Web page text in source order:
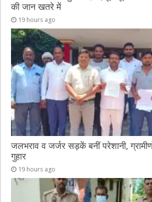
की जान खतरे में
19 hours ago
जलभराव व जर्जर सड़कें बनीं परेशानी,
गुहार
19 hours ago